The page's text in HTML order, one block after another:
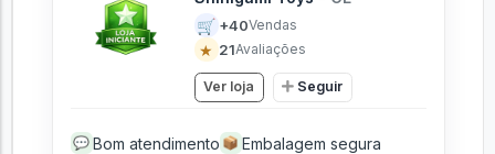
🛒 +40Vendas
★ 21Avaliações
Ver loja Seguir
💬 Bom atendimento 📦 Embalagem segura